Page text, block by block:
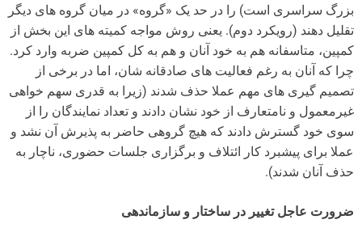
بزرگ سراسری است) را در حد یک «گروه» در میان گروه های دیگر
تقلیل دهند (رویکرد دوم). یعنی روش مواجه کمیته های این بخش از
کمپین، متاسفانه هم به خود آنان و هم به کل کمپین ضربه وارد کرد.
چرا که آنان به رغم فعالیت های صادقانه شان، اما در برخی از
تصمیم گیری های مهم عملا حذف شدند (زیرا به قدری سهم خواهی
غیرمعمول و نامتعارف از خود نشان دادند و تعداد نمایندگان را از
سوی خود گسترش دادند که هیچ گروهی حاضر به پذیرش آن نشد و
عملا برای پیشبرد کار ائتلاف و برگزاری جلسات حضوری، ناچار به
حذف آنان شدند).
ضرورت عاجل تغییر در ساختار و سازماندهی